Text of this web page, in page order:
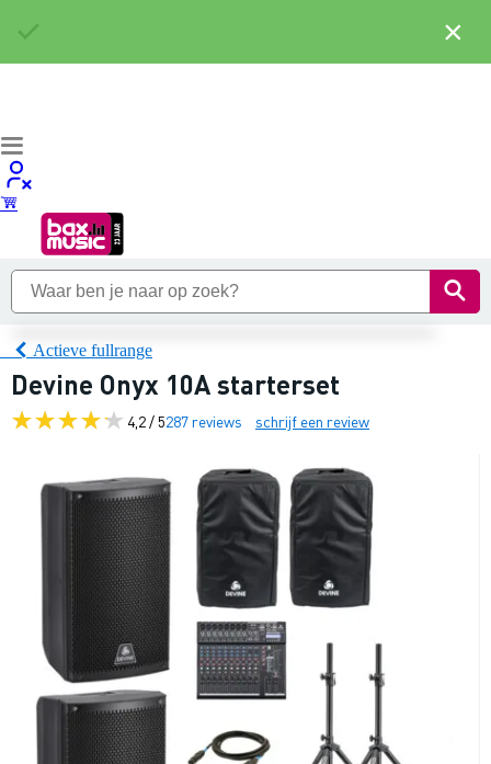
Actieve fullrange
Devine Onyx 10A starterset
4,2 / 5287 reviews schrijf een review
×